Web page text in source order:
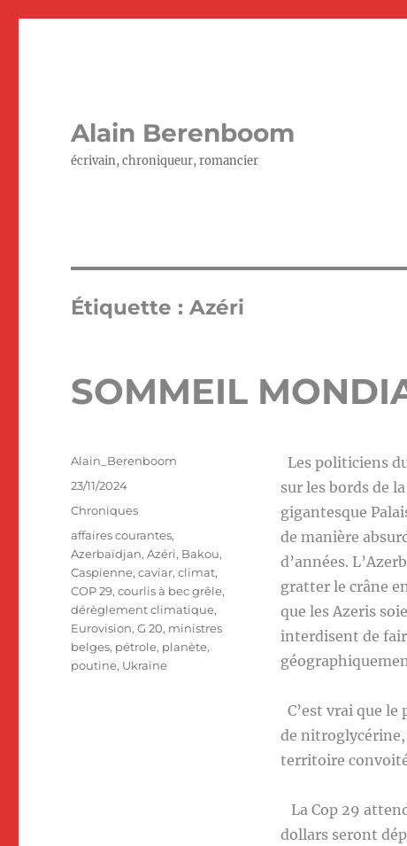
Alain Berenboom
écrivain, chroniqueur, romancier
Étiquette :Azéri
SOMMEIL
Les politiciens
sur les bords de
gigantesque
de manière
d’années.
gratter le crâne
que les Azeris
interdisent de
C’est vrai que
de nitroglycérine,
territoire
La Cop 29
dollars seront
Auteur
Alain_Berenboom
Publié
le
23/11/2024
Catégories
Chroniques
Étiquettes
affaires courantes,
Azerbaïdjan,Azéri, Bakou,
Caspienne,caviar,climat,
COP 29,courlis à bec grêle,
dérèglement climatique,
Eurovision,G 20, ministres
belges, pétrole, planète,
poutine, Ukraine